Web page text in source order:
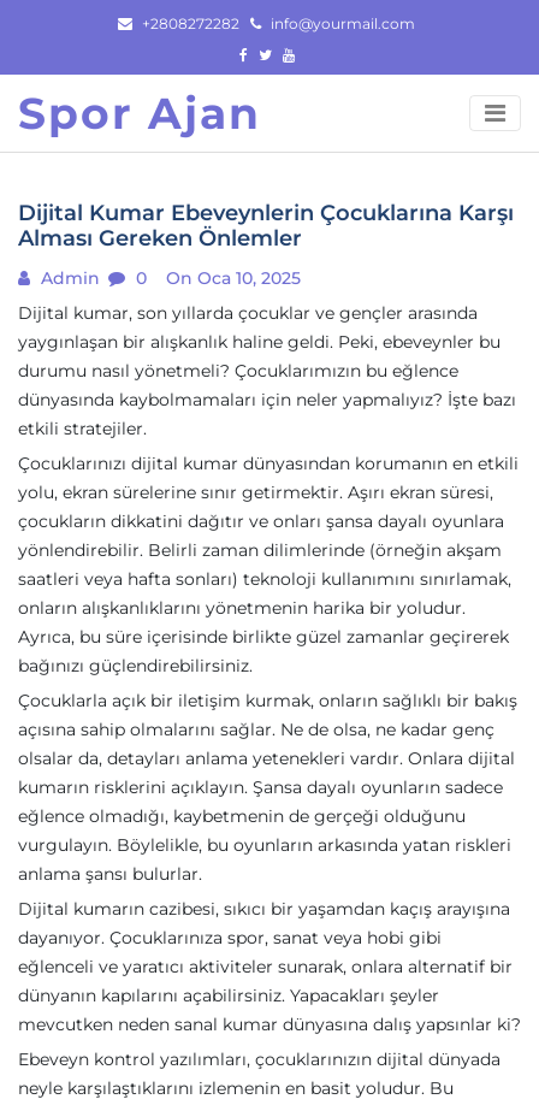
content
+2808272282 info@yourmail.com
Spor Ajan
Dijital Kumar Ebeveynlerin Çocuklarına Karşı
Alması Gereken Önlemler
Admin 0
On Oca 10, 2025
Dijital kumar, son yıllarda çocuklar ve gençler arasında
yaygınlaşan bir alışkanlık haline geldi. Peki, ebeveynler bu
durumu nasıl yönetmeli? Çocuklarımızın bu eğlence
dünyasında kaybolmamaları için neler yapmalıyız? İşte bazı
etkili stratejiler.
Çocuklarınızı dijital kumar dünyasından korumanın en etkili
yolu, ekran sürelerine sınır getirmektir. Aşırı ekran süresi,
çocukların dikkatini dağıtır ve onları şansa dayalı oyunlara
yönlendirebilir. Belirli zaman dilimlerinde (örneğin akşam
saatleri veya hafta sonları) teknoloji kullanımını sınırlamak,
onların alışkanlıklarını yönetmenin harika bir yoludur.
Ayrıca, bu süre içerisinde birlikte güzel zamanlar geçirerek
bağınızı güçlendirebilirsiniz.
Çocuklarla açık bir iletişim kurmak, onların sağlıklı bir bakış
açısına sahip olmalarını sağlar. Ne de olsa, ne kadar genç
olsalar da, detayları anlama yetenekleri vardır. Onlara dijital
kumarın risklerini açıklayın. Şansa dayalı oyunların sadece
eğlence olmadığı, kaybetmenin de gerçeği olduğunu
vurgulayın. Böylelikle, bu oyunların arkasında yatan riskleri
anlama şansı bulurlar.
Dijital kumarın cazibesi, sıkıcı bir yaşamdan kaçış arayışına
dayanıyor. Çocuklarınıza spor, sanat veya hobi gibi
eğlenceli ve yaratıcı aktiviteler sunarak, onlara alternatif bir
dünyanın kapılarını açabilirsiniz. Yapacakları şeyler
mevcutken neden sanal kumar dünyasına dalış yapsınlar ki?
Ebeveyn kontrol yazılımları, çocuklarınızın dijital dünyada
neyle karşılaştıklarını izlemenin en basit yoludur. Bu